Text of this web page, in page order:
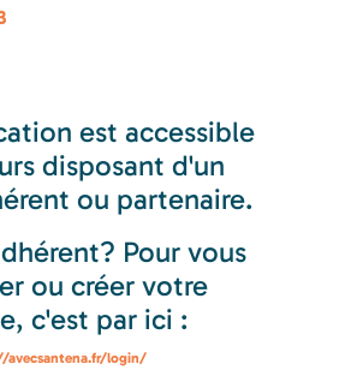
est accessible
disposant d'un
ou partenaire.
Pour vous
ou créer votre
c'est par ici :
avecsantena.fr/login/